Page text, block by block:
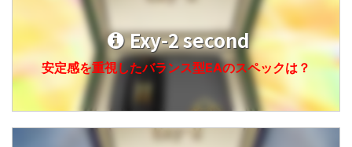
Exy-2 second
安定感を重視したバランス型EAのスペックは？